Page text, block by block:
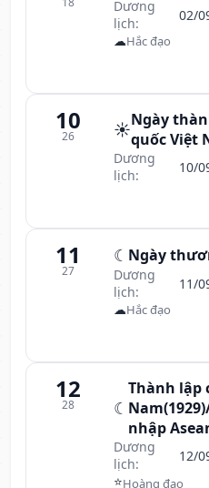
Dương
lịch:
02/
☁Hắc đạo
10
26 ☀️Ngày
quốc Việt
Dương
lịch:
10/
11
27
☾ Ngày
Dương
lịch:
11/
☁Hắc đạo
12
28 ☾
Thành lập
nhập
Dương
lịch:
12/
⭐Hoàng đạo